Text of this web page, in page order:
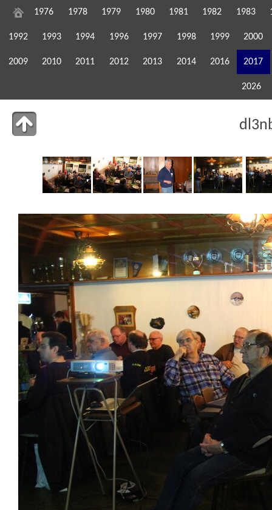
1976 1978 1979 1980 1981 1982 1983
1992 1993 1994 1996 1997 1998 1999 2000
2009 2010 2011 2012 2013 2014 2016 2017
2026